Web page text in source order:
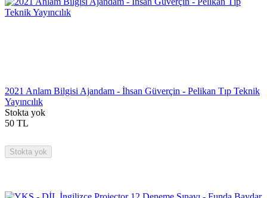
2021 Anlam Bilgisi Ajandam - İhsan Güverçin - Pelikan Tıp Teknik
Yayıncılık
Stokta yok
50 TL
Stokta yok